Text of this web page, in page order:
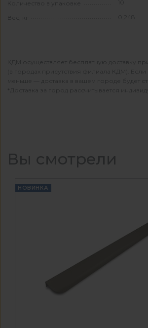
Количество в упаковке 10
Вес, кг 0,248
КДМ осуществляет бесплатную доставку при
(в городах присутствия филиала КДМ). Если
меньше — доставка в вашем городе будет
*Доставка за город рассчитывается
Вы смотрели
НОВИНКА